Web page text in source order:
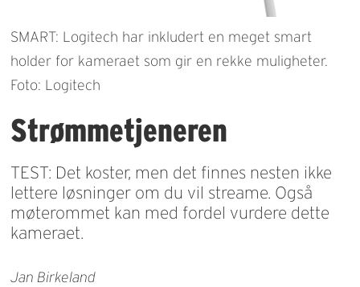
SMART: Logitech har inkludert en meget smart
holder for kameraet som gir en rekke muligheter.
Foto: Logitech
Strømmetjeneren
TEST: Det koster, men det finnes nesten ikke
lettere løsninger om du vil streame. Også
møterommet kan med fordel vurdere dette
kameraet.
Jan Birkeland